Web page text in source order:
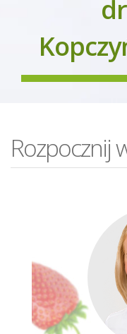
Rozpocznij